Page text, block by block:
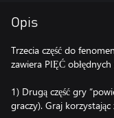
Opis
Trzecia część do
zawiera PIĘĆ
1) Drugą część gry
graczy). Graj